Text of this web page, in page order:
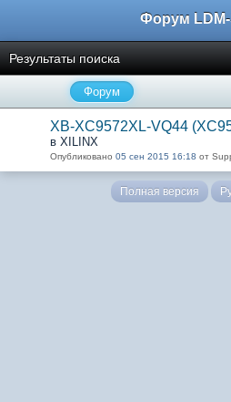
Результаты поиска
Форум
XB-XC9572XL-VQ44
в XILINX
Опубликовано 05 сен 2015 16:18 от
Полная версия